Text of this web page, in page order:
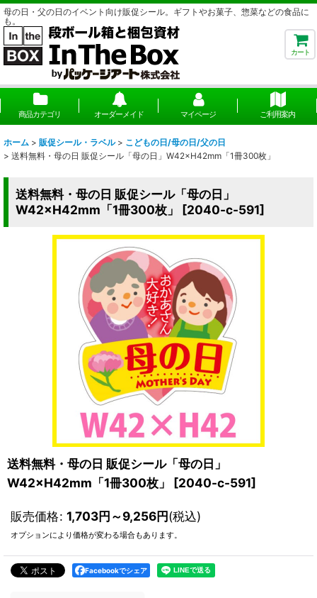
母の日・父の日のイベント向け販促シール。ギフトやお菓子、惣菜などの食品に
も。
カート
商品カテゴリ オーダーメイド マイページ ご利用案内
ホーム > 販促シール・ラベル > こどもの日/母の日/父の日
> 送料無料・母の日 販促シール「母の日」W42×H42mm「1冊300枚」
送料無料・母の日 販促シール「母の日」
W42×H42mm「1冊300枚」
[2040-c-591]
送料無料・母の日 販促シール「母の日」
W42×H42mm「1冊300枚」
[2040-c-591]
販売価格: 1,703円～9,256円(税込)
オプションにより価格が変わる場合もあります。
Facebookでシェア